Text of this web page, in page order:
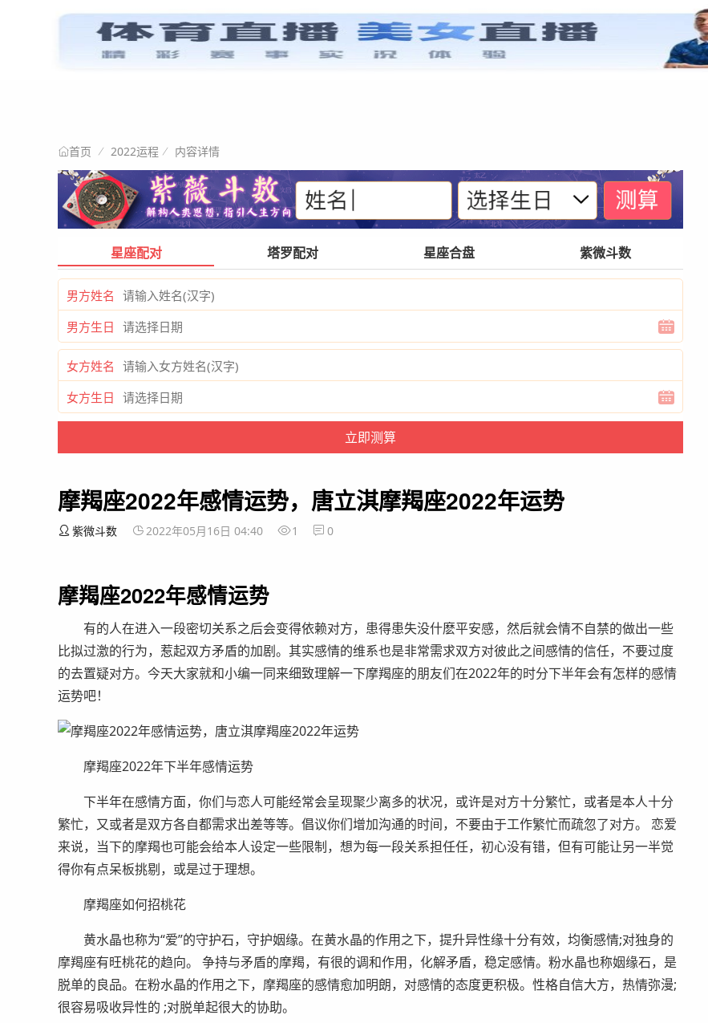
首页 星情阐述 紫微基础 宫位体系 四化诀窍 格局玄奥
首页 2022运程 内容详情
星座配对 塔罗配对 星座合盘 紫微斗数
男方姓名
男方生日
女方姓名
女方生日
摩羯座2022年感情运势，唐立淇摩羯座2022年运势
紫微斗数 2022年05月16日 04:40 1 0
摩羯座2022年感情运势
有的人在进入一段密切关系之后会变得依赖对方，患得患失没什麽平安感，然后就会情不自禁的做出一些
比拟过激的行为，惹起双方矛盾的加剧。其实感情的维系也是非常需求双方对彼此之间感情的信任，不要过度
的去置疑对方。今天大家就和小编一同来细致理解一下摩羯座的朋友们在2022年的时分下半年会有怎样的感情
运势吧！
摩羯座2022年下半年感情运势
下半年在感情方面，你们与恋人可能经常会呈现聚少离多的状况，或许是对方十分繁忙，或者是本人十分
繁忙，又或者是双方各自都需求出差等等。倡议你们增加沟通的时间，不要由于工作繁忙而疏忽了对方。 恋爱
来说，当下的摩羯也可能会给本人设定一些限制，想为每一段关系担任任，初心没有错，但有可能让另一半觉
得你有点呆板挑剔，或是过于理想。
摩羯座如何招桃花
黄水晶也称为“爱”的守护石，守护姻缘。在黄水晶的作用之下，提升异性缘十分有效，均衡感情;对独身的
摩羯座有旺桃花的趋向。 争持与矛盾的摩羯，有很的调和作用，化解矛盾，稳定感情。粉水晶也称姻缘石，是
脱单的良品。在粉水晶的作用之下，摩羯座的感情愈加明朗，对感情的态度更积极。性格自信大方，热情弥漫;
很容易吸收异性的 ;对脱单起很大的协助。